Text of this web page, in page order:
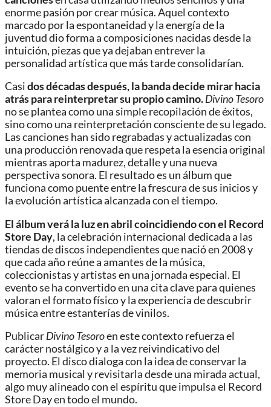
enorme pasión por crear música. Aquel contexto
marcado por la espontaneidad y la energía de la
juventud dio forma a composiciones nacidas desde la
intuición, piezas que ya dejaban entrever la
personalidad artística que más tarde consolidarían.
Casidos décadas después, la banda decide mirar hacia
atrás para reinterpretar su propio camino.Divino Tesoro
no se plantea como una simple recopilación de éxitos,
sino como una reinterpretación consciente de su legado.
Las canciones han sido regrabadas y actualizadas con
una producción renovada que respeta la esencia original
mientras aporta madurez, detalle y una nueva
perspectiva sonora. El resultado es un álbum que
funciona como puente entre la frescura de sus inicios y
la evolución artística alcanzada con el tiempo.
El álbum verá la luz en abril coincidiendo con el Record
Store Day, la celebración internacional dedicada a las
tiendas de discos independientes que nació en 2008 y
que cada año reúne a amantes de la música,
coleccionistas y artistas en una jornada especial. El
evento se ha convertido en una cita clave para quienes
valoran el formato físico y la experiencia de descubrir
música entre estanterías de vinilos.
PublicarDivino Tesoroen este contexto refuerza el
carácter nostálgico y a la vez reivindicativo del
proyecto. El disco dialoga con la idea de conservar la
memoria musical y revisitarla desde una mirada actual,
algo muy alineado con el espíritu que impulsa el Record
Store Day en todo el mundo.